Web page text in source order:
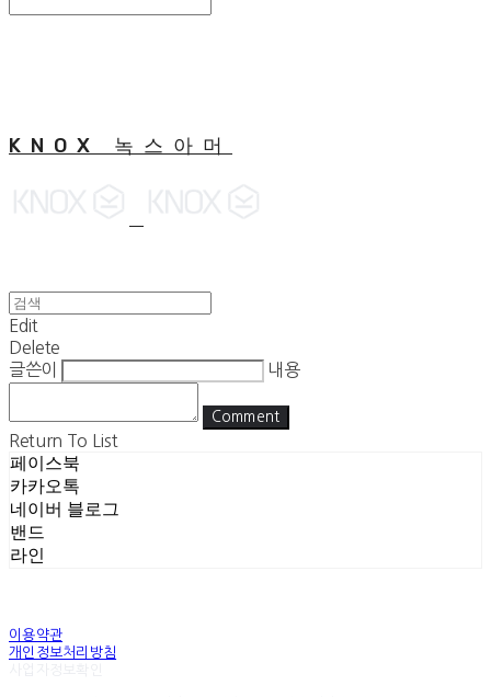
KNOX 녹스아머
Edit
Delete
글쓴이
내용
Comment
Return To List
페이스북
카카오톡
네이버 블로그
밴드
라인
이용약관
개인정보처리방침